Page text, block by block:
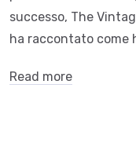
successo, The
ha raccontato come
Read more